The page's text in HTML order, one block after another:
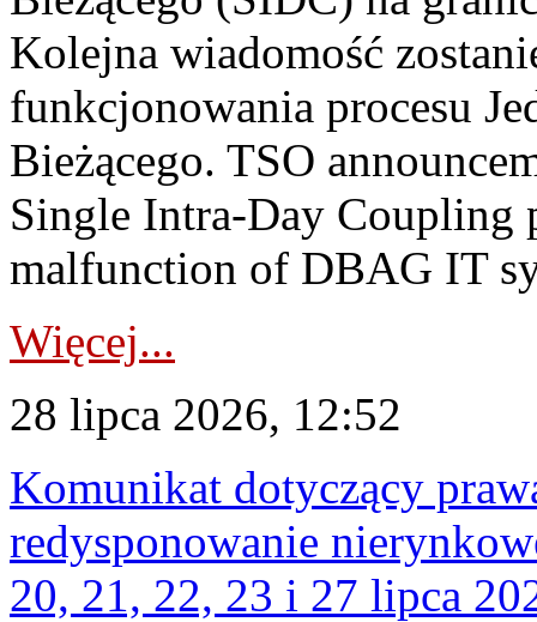
Kolejna wiadomość
funkcjonowania procesu
Bieżącego. TSO
Single Intra-Day Coupling
malfunction of DBAG IT
Więcej...
28 lipca 2026, 12:52
Komunikat dotyczący
redysponowanie
20, 21, 22, 23 i 27 lipca